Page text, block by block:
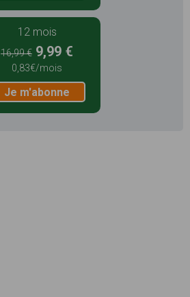
12 mois
16,99 € 9,99 €
0,83€/mois
Je m'abonne